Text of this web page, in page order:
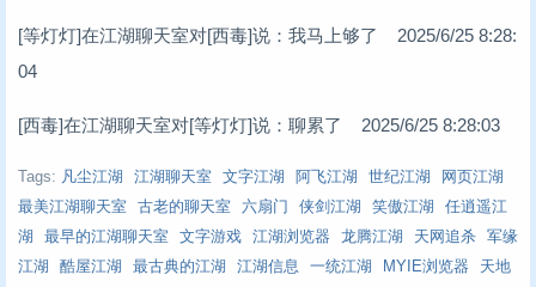
[等灯灯]在江湖聊天室对[西毒]说：我马上够了 2025/6/25 8:28:
04
[西毒]在江湖聊天室对[等灯灯]说：聊累了 2025/6/25 8:28:03
Tags: 凡尘江湖 江湖聊天室 文字江湖 阿飞江湖 世纪江湖
网页江湖
最美江湖聊天室
古老的聊天室 六扇门 侠剑江湖 笑傲江湖
任逍遥江
湖
最早的江湖聊天室 文字游戏 江湖浏览器 龙腾江湖 天网追杀
军缘
江湖
酷屋江湖 最古典的江湖 江湖信息 一统江湖 MYIE浏览器
天地